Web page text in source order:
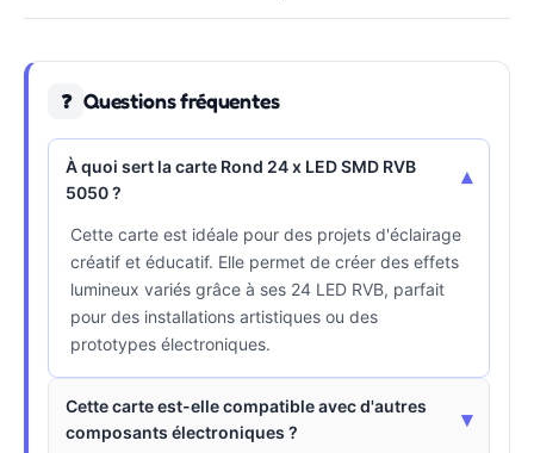
❓ Questions fréquentes
À quoi sert la carte Rond 24 x LED SMD RVB
5050 ?
▾
Cette carte est idéale pour des projets d'éclairage
créatif et éducatif. Elle permet de créer des effets
lumineux variés grâce à ses 24 LED RVB, parfait
pour des installations artistiques ou des
prototypes électroniques.
Cette carte est-elle compatible avec d'autres
composants électroniques ?
▾